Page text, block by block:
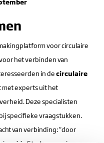
voor circulaire
het verbinden van
in decirculaire
met experts uit het
Deze specialisten
specifieke vraagstukken.
van verbinding: “door